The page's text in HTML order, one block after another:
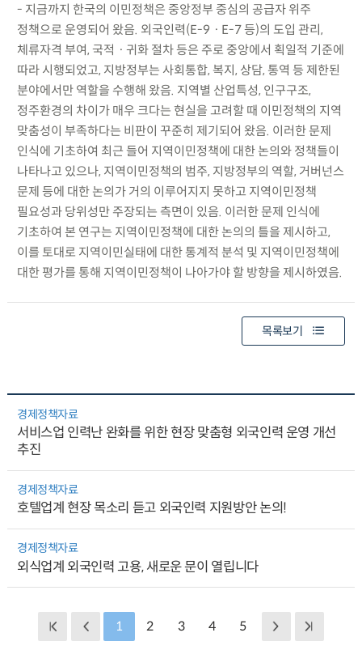
- 지금까지 한국의 이민정책은 중앙정부 중심의 공급자 위주
정책으로 운영되어 왔음. 외국인력(E-9ㆍE-7 등)의 도입 관리,
체류자격 부여, 국적ㆍ귀화 절차 등은 주로 중앙에서 획일적 기준에
따라 시행되었고, 지방정부는 사회통합, 복지, 상담, 통역 등 제한된
분야에서만 역할을 수행해 왔음. 지역별 산업특성, 인구구조,
정주환경의 차이가 매우 크다는 현실을 고려할 때 이민정책의 지역
맞춤성이 부족하다는 비판이 꾸준히 제기되어 왔음. 이러한 문제
인식에 기초하여 최근 들어 지역이민정책에 대한 논의와 정책들이
나타나고 있으나, 지역이민정책의 범주, 지방정부의 역할, 거버넌스
문제 등에 대한 논의가 거의 이루어지지 못하고 지역이민정책
필요성과 당위성만 주장되는 측면이 있음. 이러한 문제 인식에
기초하여 본 연구는 지역이민정책에 대한 논의의 틀을 제시하고,
이를 토대로 지역이민실태에 대한 통계적 분석 및 지역이민정책에
대한 평가를 통해 지역이민정책이 나아가야 할 방향을 제시하였음.
목록보기
경제정책자료
서비스업 인력난 완화를 위한 현장 맞춤형 외국인력 운영 개선
추진
경제정책자료
호텔업계 현장 목소리 듣고 외국인력 지원방안 논의!
경제정책자료
외식업계 외국인력 고용, 새로운 문이 열립니다
1 2 3 4 5